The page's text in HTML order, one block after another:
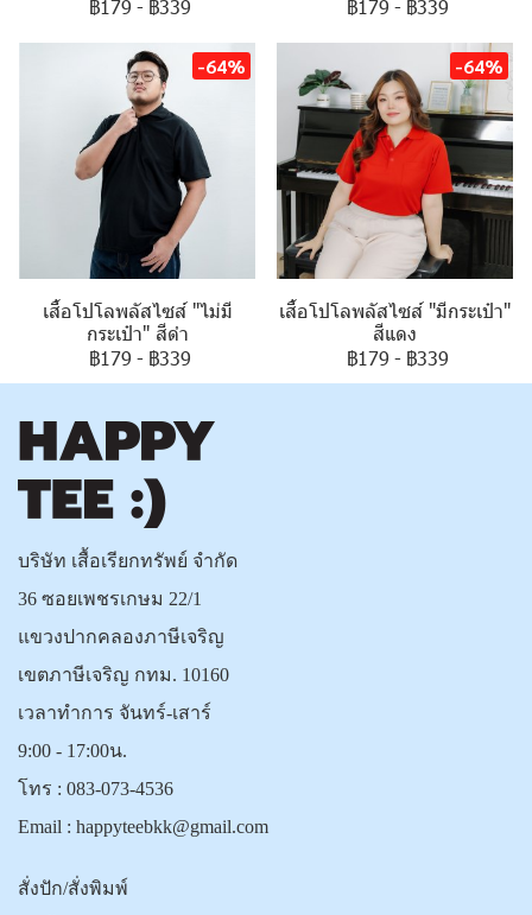
฿179 - ฿339
฿179 - ฿339
-64%
เสื้อโปโลพลัสไซส์ "ไม่มี
กระเป๋า" สีดำ
฿179 - ฿339
-64%
เสื้อโปโลพลัสไซส์ "มีกระเป๋า"
สีแดง
฿179 - ฿339
บริษัท เสื้อเรียกทรัพย์ จำกัด
36 ซอยเพชรเกษม 22/1
แขวงปากคลองภาษีเจริญ
เขตภาษีเจริญ กทม. 10160
เวลาทำการ จันทร์-เสาร์
9:00 - 17:00น.
โทร : 083-073-4536
Email : happyteebkk@gmail.com
สั่งปัก/สั่งพิมพ์